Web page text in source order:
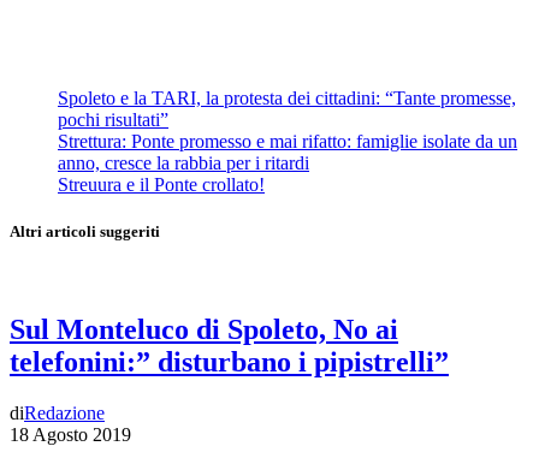
Spoleto e la TARI, la protesta dei cittadini: “Tante promesse,
pochi risultati”
Strettura: Ponte promesso e mai rifatto: famiglie isolate da un
anno, cresce la rabbia per i ritardi
Streuura e il Ponte crollato!
Altri articoli suggeriti
Sul Monteluco di Spoleto, No ai
telefonini:” disturbano i pipistrelli”
diRedazione
18 Agosto 2019